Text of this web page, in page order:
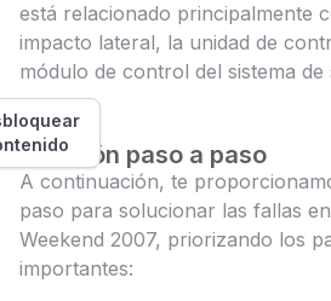
está relacionado principalmente
impacto lateral, la unidad de
módulo de control del sistema de
Solución paso a paso
A continuación, te
paso para solucionar las fallas
Weekend 2007, priorizando los
importantes: